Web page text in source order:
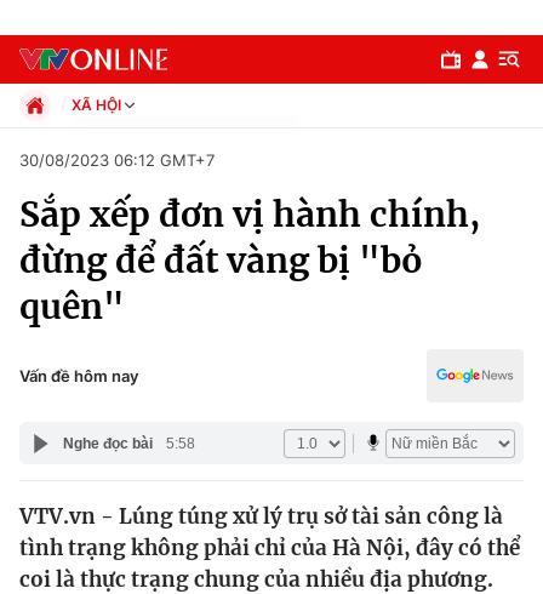
Chuyên mục
Chính trị
Thế giới
XÃ HỘI
Xã hội
Pháp luật
Kinh tế
Thể thao
Truyền hình
Đời sống
Giáo dục
30/08/2023 06:12 GMT+7
Sắp xếp đơn vị hành chính,
đừng để đất vàng bị "bỏ
quên"
Vấn đề hôm nay
Nghe đọc bài 5:58
VTV.vn - Lúng túng xử lý trụ sở tài sản công là
tình trạng không phải chỉ của Hà Nội, đây có thể
coi là thực trạng chung của nhiều địa phương.